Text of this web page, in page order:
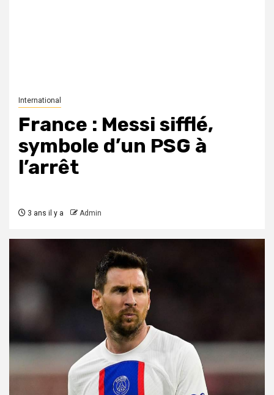
International
France : Messi sifflé,
symbole d’un PSG à
l’arrêt
3 ans il y a Admin